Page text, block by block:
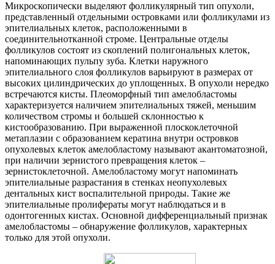
Микроскопически выделяют фолликулярный тип опухоли,
представленный отдельными островками или фолликулами из
эпителиальных клеток, расположенными в
соединительнотканной строме. Центральные отделы
фолликулов состоят из скоплений полигональных клеток,
напоминающих пульпу зуба. Клетки наружного
эпителиального слоя фолликулов варьируют в размерах от
высоких цилиндрических до уплощенных. В опухоли нередко
встречаются кисты. Плеоморфный тип амелобластомы
характеризуется наличием эпителиальных тяжей, меньшим
количеством стромы и большей склонностью к
кистообразованию. При выраженной плоскоклеточной
метаплазии с образованием кератина внутри островков
опухолевых клеток амелобластому называют акантоматозной,
при наличии зернистого превращения клеток –
зернистоклеточной. Амелобластому могут напоминать
эпителиальные разрастания в стенках неопухолевых
дентальных кист воспалительной природы. Такие же
эпителиальные пролифераты могут наблюдаться и в
одонтогенных кистах. Основной дифференциальный признак
амелобластомы – обнаружение фолликулов, характерных
только для этой опухоли.